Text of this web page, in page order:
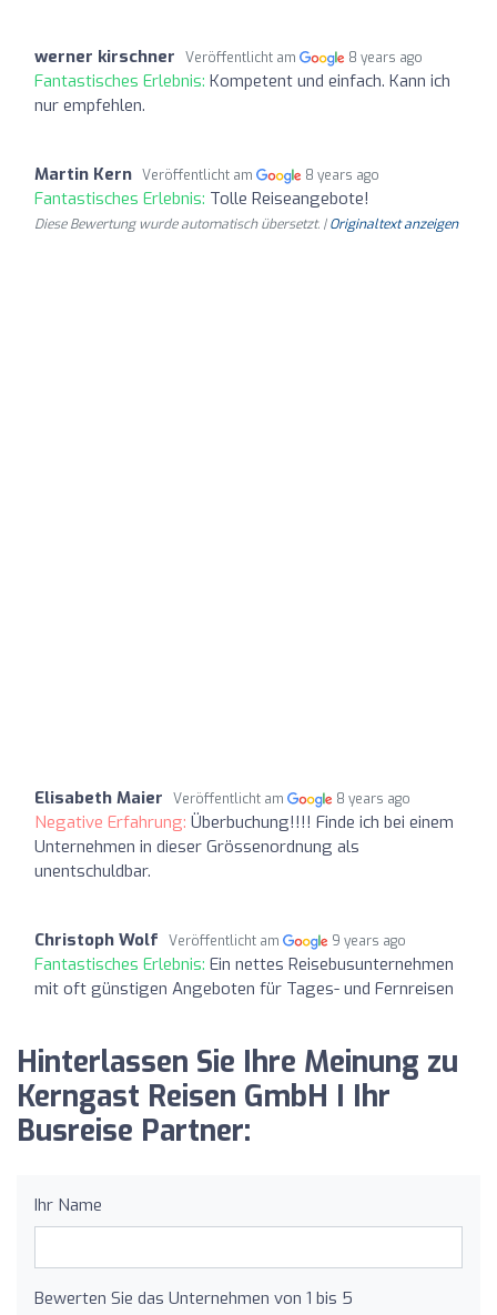
werner kirschner Veröffentlicht am 8 years ago
Fantastisches Erlebnis: Kompetent und einfach. Kann ich
nur empfehlen.
Martin Kern Veröffentlicht am 8 years ago
Fantastisches Erlebnis: Tolle Reiseangebote!
Diese Bewertung wurde automatisch übersetzt. |Originaltext anzeigen
Elisabeth Maier Veröffentlicht am 8 years ago
Negative Erfahrung: Überbuchung!!!! Finde ich bei einem
Unternehmen in dieser Grössenordnung als
unentschuldbar.
Christoph Wolf Veröffentlicht am 9 years ago
Fantastisches Erlebnis: Ein nettes Reisebusunternehmen
mit oft günstigen Angeboten für Tages- und Fernreisen
Hinterlassen Sie Ihre Meinung zu
Kerngast Reisen GmbH I Ihr
Busreise Partner:
Ihr Name
Bewerten Sie das Unternehmen von 1 bis 5